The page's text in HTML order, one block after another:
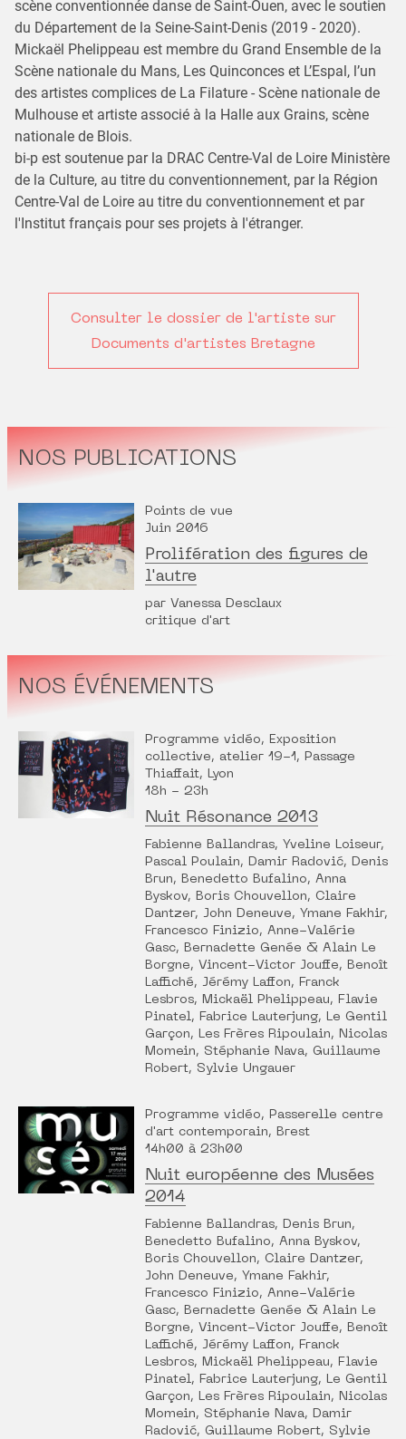
scène conventionnée danse de Saint-Ouen, avec le soutien
du Département de la Seine-Saint-Denis (2019 - 2020).
Mickaël Phelippeau est membre du Grand Ensemble de la
Scène nationale du Mans, Les Quinconces et L’Espal, l’un
des artistes complices de La Filature - Scène nationale de
Mulhouse et artiste associé à la Halle aux Grains, scène
nationale de Blois.
bi-p est soutenue par la DRAC Centre-Val de Loire Ministère
de la Culture, au titre du conventionnement, par la Région
Centre-Val de Loire au titre du conventionnement et par
l'Institut français pour ses projets à l'étranger.
Consulter le dossier de l'artiste sur
Documents d'artistes Bretagne
NOS PUBLICATIONS
Points de vue
Juin 2016
Prolifération des figures de
l'autre
par Vanessa Desclaux
critique d'art
NOS ÉVÉNEMENTS
Programme vidéo, Exposition
collective, atelier 19-1, Passage
Thiaffait, Lyon
18h - 23h
Nuit Résonance 2013
Fabienne Ballandras, Yveline Loiseur,
Pascal Poulain, Damir Radović, Denis
Brun, Benedetto Bufalino, Anna
Byskov, Boris Chouvellon, Claire
Dantzer, John Deneuve, Ymane Fakhir,
Francesco Finizio, Anne-Valérie
Gasc, Bernadette Genée & Alain Le
Borgne, Vincent-Victor Jouffe, Benoît
Laffiché, Jérémy Laffon, Franck
Lesbros, Mickaël Phelippeau, Flavie
Pinatel, Fabrice Lauterjung, Le Gentil
Garçon, Les Frères Ripoulain, Nicolas
Momein, Stéphanie Nava, Guillaume
Robert, Sylvie Ungauer
Programme vidéo, Passerelle centre
d'art contemporain, Brest
14h00 à 23h00
Nuit européenne des Musées
2014
Fabienne Ballandras, Denis Brun,
Benedetto Bufalino, Anna Byskov,
Boris Chouvellon, Claire Dantzer,
John Deneuve, Ymane Fakhir,
Francesco Finizio, Anne-Valérie
Gasc, Bernadette Genée & Alain Le
Borgne, Vincent-Victor Jouffe, Benoît
Laffiché, Jérémy Laffon, Franck
Lesbros, Mickaël Phelippeau, Flavie
Pinatel, Fabrice Lauterjung, Le Gentil
Garçon, Les Frères Ripoulain, Nicolas
Momein, Stéphanie Nava, Damir
Radović, Guillaume Robert, Sylvie